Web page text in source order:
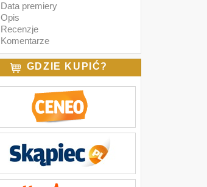
Data premiery
Opis
Recenzje
Komentarze
GDZIE KUPIĆ?